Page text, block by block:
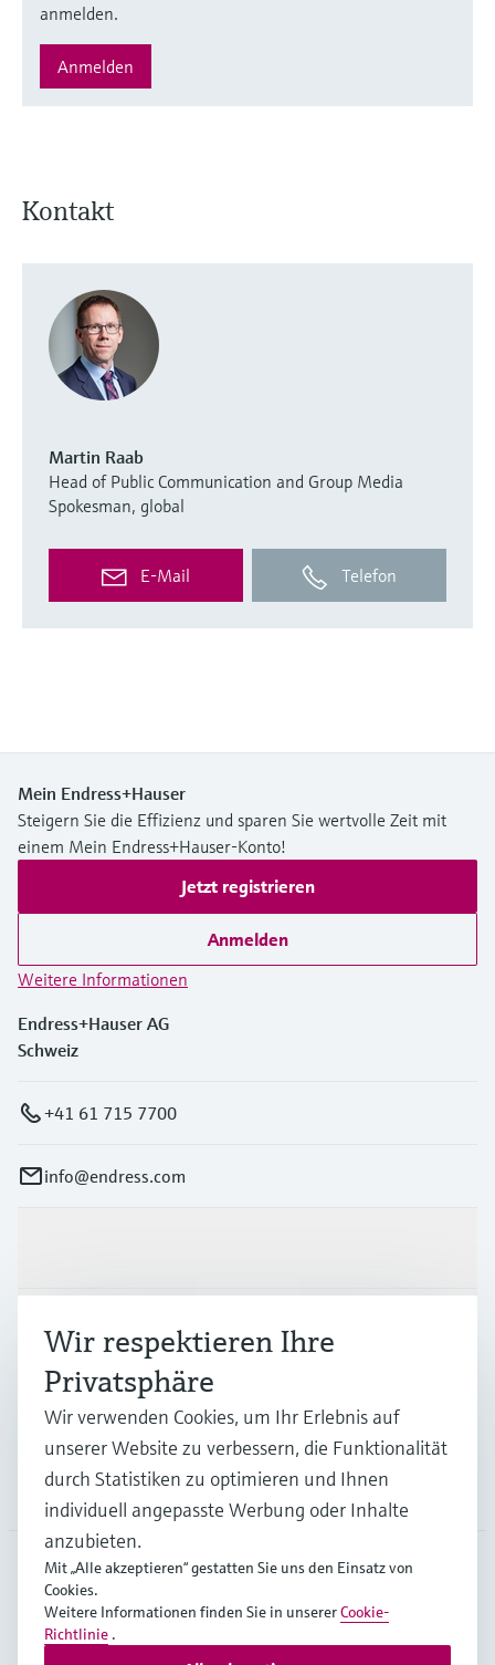
anmelden.
Anmelden
Kontakt
Martin Raab
Head of Public Communication and Group Media
Spokesman, global
E-Mail Telefon
Mein Endress+Hauser
Steigern Sie die Effizienz und sparen Sie wertvolle Zeit mit
einem Mein Endress+Hauser-Konto!
Jetzt registrieren
Anmelden
Weitere Informationen
Endress+Hauser AG
Schweiz
+41 61 715 7700
info@endress.com
Branchen
Support
Unternehmen
GLB
Wir respektieren Ihre
Privatsphäre
Wir verwenden Cookies, um Ihr Erlebnis auf
unserer Website zu verbessern, die Funktionalität
durch Statistiken zu optimieren und Ihnen
individuell angepasste Werbung oder Inhalte
anzubieten.
Mit „Alle akzeptieren“ gestatten Sie uns den Einsatz von
Cookies.
Weitere Informationen finden Sie in unsererCookie-
Richtlinie .